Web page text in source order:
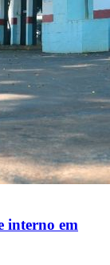
interno em